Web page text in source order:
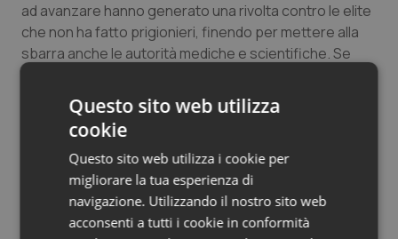
ad avanzare hanno generato una rivolta contro le elite
che non ha fatto prigionieri, finendo per mettere alla
sbarra anche le autorità mediche e scientifiche. Se
razionalmente un progresso generale che io non
percepisco sulla mia pelle la loro autorevolezza va a
farsi benedire.
E’ il prezzo da pagare quando l’1% della popolazione
possiede il 27% della ricchezza e lo 0,001 dei super-
Paperoni ha in mano oltre l’11% del patrimonio mondiale.
Questo sito web utilizza
cookie
Questo sito web utilizza i cookie per
migliorare la tua esperienza di
navigazione. Utilizzando il nostro sito web
acconsenti a tutti i cookie in conformità